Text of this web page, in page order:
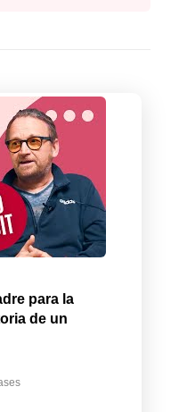
para la
de un